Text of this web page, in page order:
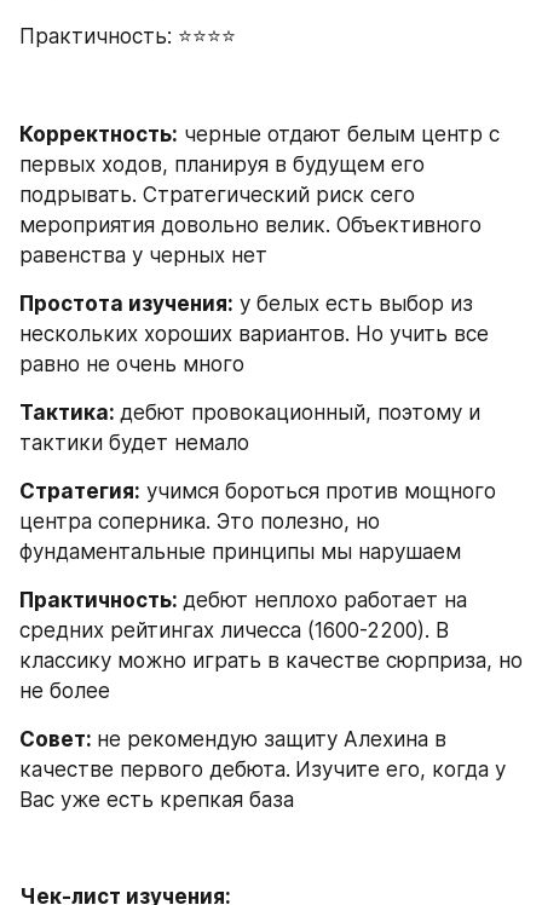
Практичность: ⭐⭐⭐⭐
Корректность: черные отдают белым центр с
первых ходов, планируя в будущем его
подрывать. Стратегический риск сего
мероприятия довольно велик. Объективного
равенства у черных нет
Простота изучения: у белых есть выбор из
нескольких хороших вариантов. Но учить все
равно не очень много
Тактика: дебют провокационный, поэтому и
тактики будет немало
Стратегия: учимся бороться против мощного
центра соперника. Это полезно, но
фундаментальные принципы мы нарушаем
Практичность: дебют неплохо работает на
средних рейтингах личесса (1600-2200). В
классику можно играть в качестве сюрприза, но
не более
Совет: не рекомендую защиту Алехина в
качестве первого дебюта. Изучите его, когда у
Вас уже есть крепкая база
Чек-лист изучения: